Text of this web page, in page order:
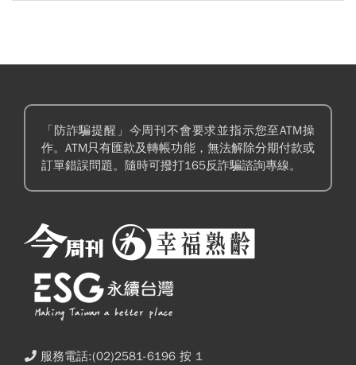
「防詐騙提醒」今周刊不會要求並指示您至ATM操
作。ATM只有匯款及轉帳功能，無法解除分期付款或
訂單錯誤問題。隨時可撥打165反詐騙諮詢專線。
服務電話:(02)2581-6196 按 1